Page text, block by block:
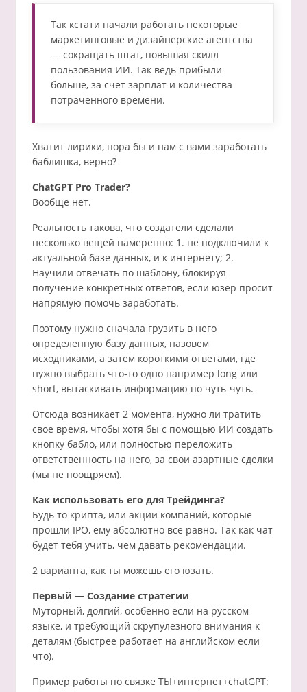
Так кстати начали работать некоторые
маркетинговые и дизайнерские агентства
— сокращать штат, повышая скилл
пользования ИИ. Так ведь прибыли
больше, за счет зарплат и количества
потраченного времени.
Хватит лирики, пора бы и нам с вами заработать
баблишка, верно?
ChatGPT Pro Trader?
Вообще нет.
Реальность такова, что создатели сделали
несколько вещей намеренно: 1. не подключили к
актуальной базе данных, и к интернету; 2.
Научили отвечать по шаблону, блокируя
получение конкретных ответов, если юзер просит
напрямую помочь заработать.
Поэтому нужно сначала грузить в него
определенную базу данных, назовем
исходниками, а затем короткими ответами, где
нужно выбрать что-то одно например long или
short, вытаскивать информацию по чуть-чуть.
Отсюда возникает 2 момента, нужно ли тратить
свое время, чтобы хотя бы с помощью ИИ создать
кнопку бабло, или полностью переложить
ответственность на него, за свои азартные сделки
(мы не поощряем).
Как использовать его для Трейдинга?
Будь то крипта, или акции компаний, которые
прошли IPO, ему абсолютно все равно. Так как чат
будет тебя учить, чем давать рекомендации.
2 варианта, как ты можешь его юзать.
Первый — Создание стратегии
Муторный, долгий, особенно если на русском
языке, и требующий скрупулезного внимания к
деталям (быстрее работает на английском если
что).
Пример работы по связке ТЫ+интернет+chatGPT: